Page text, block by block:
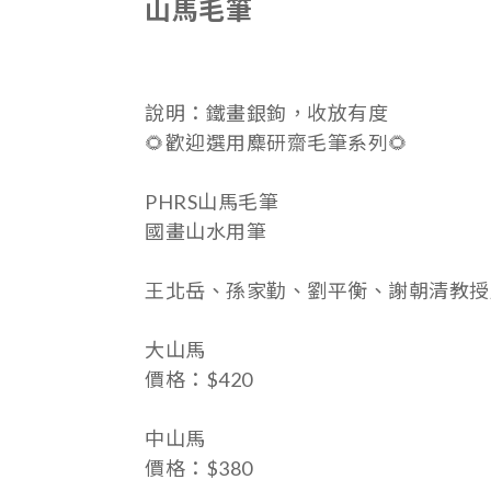
山馬毛筆
說明： 鐵畫銀鉤，收放有度
🌻歡迎選用麋研齋毛筆系列🌻
PHRS山馬毛筆
國畫山水用筆
王北岳、孫家勤、劉平衡、謝朝清教
大山馬
價格：$420
中山馬
價格：$380